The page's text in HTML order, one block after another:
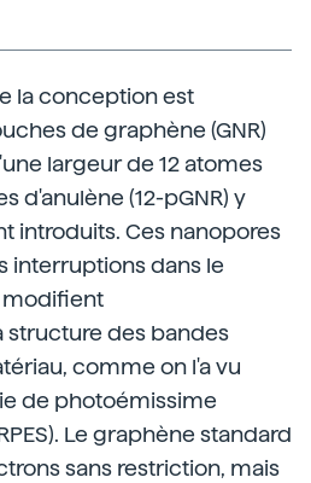
la conception est
de graphène (GNR)
largeur de 12 atomes
d'anulène (12-pGNR) y
introduits. Ces nanopores
interruptions dans le
modifient
des bandes
comme on l'a vu
de photoémissime
Le graphène standard
sans restriction, mais